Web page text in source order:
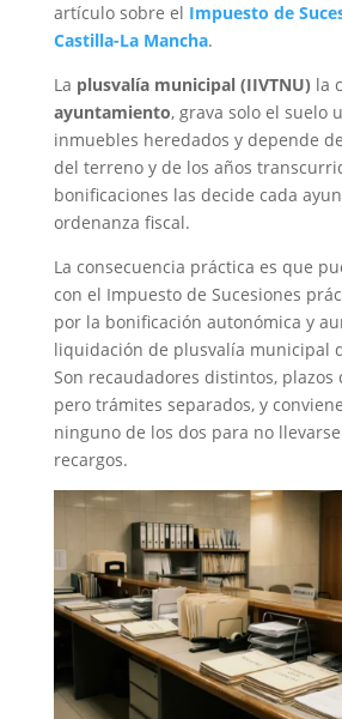
artículo sobre el Impuesto de
Castilla-La Mancha.
La plusvalía municipal (IIVTNU) la
ayuntamiento, grava solo el suelo
inmuebles heredados y depende
del terreno y de los años
bonificaciones las decide cada
ordenanza fiscal.
La consecuencia práctica es que
con el Impuesto de Sucesiones
por la bonificación autonómica y
liquidación de plusvalía municipal
Son recaudadores distintos, plazos
pero trámites separados, y
ninguno de los dos para no
recargos.